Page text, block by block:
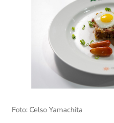
Foto: Celso Yamachita